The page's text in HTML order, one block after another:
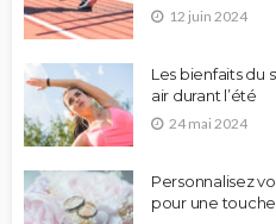
12 juin 2024
Les bienfaits du
air durant l’été
24 mai 2024
Personnalisez
pour une